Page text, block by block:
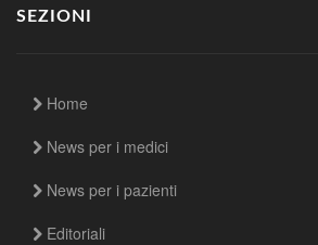
SEZIONI
Home
News per i medici
News per i pazienti
Editoriali